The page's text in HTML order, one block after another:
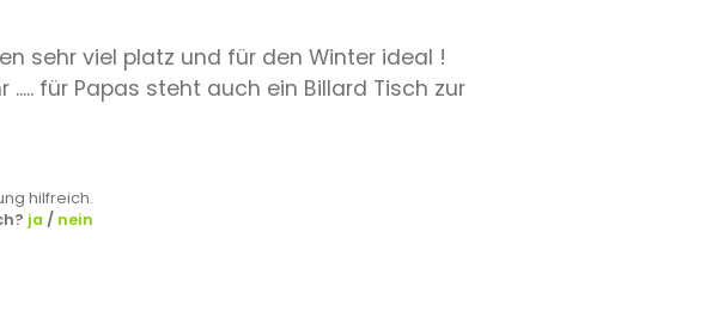
sehr viel platz und für den Winter ideal !
für Papas steht auch ein Billard Tisch zur
hilfreich.
ja / nein